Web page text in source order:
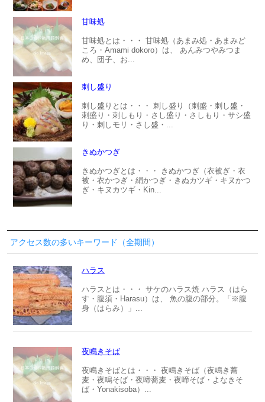
甘味処
甘味処とは・・・ 甘味処（あまみ処・あまみど
ころ・Amami dokoro）は、 あんみつやみつま
め、団子、お...
刺し盛り
刺し盛りとは・・・ 刺し盛り（刺盛・刺し盛・
刺盛り・刺しもり・さし盛り・さしもり・サシ盛
り・刺しモリ・さし盛・...
きぬかつぎ
きぬかつぎとは・・・ きぬかつぎ（衣被ぎ・衣
被・衣かつぎ・絹かつぎ・きぬカツギ・キヌかつ
ぎ・キヌカツギ・Kin...
アクセス数の多いキーワード（全期間）
ハラス
ハラスとは・・・ サケのハラス焼 ハラス（はら
す・腹須・Harasu）は、 魚の腹の部分。「※腹
身（はらみ）」...
夜鳴きそば
夜鳴きそばとは・・・ 夜鳴きそば（夜鳴き蕎
麦・夜鳴そば・夜啼蕎麦・夜啼そば・よなきそ
ば・Yonakisoba）...